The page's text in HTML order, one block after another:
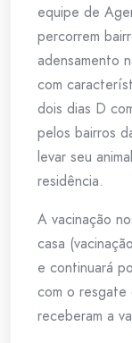
equipe de
percorrem
adensamento
com
dois dias D
pelos bairros
levar seu
residência.
A vacinação
casa
e continuará
com o resgate
receberam a